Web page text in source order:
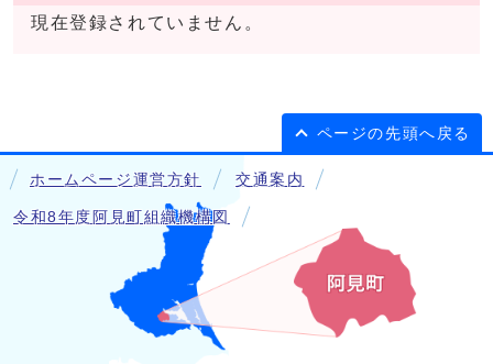
現在登録されていません。
ページの先頭へ戻る
ホームページ運営方針 交通案内
令和8年度阿見町組織機構図